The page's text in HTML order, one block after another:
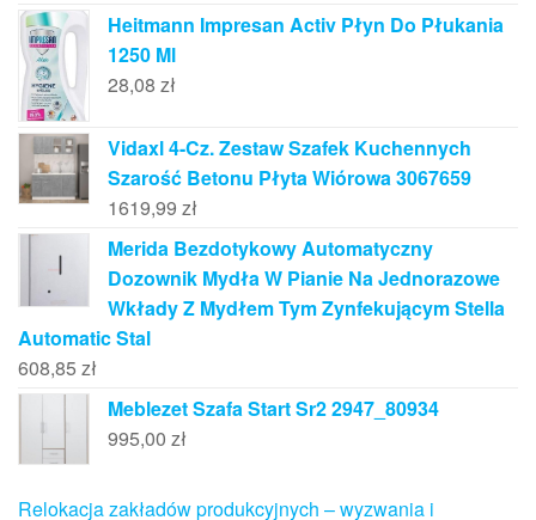
Heitmann Impresan Activ Płyn Do Płukania
1250 Ml
28,08 zł
Vidaxl 4-Cz. Zestaw Szafek Kuchennych
Szarość Betonu Płyta Wiórowa 3067659
1619,99 zł
Merida Bezdotykowy Automatyczny
Dozownik Mydła W Pianie Na Jednorazowe
Wkłady Z Mydłem Tym Zynfekującym Stella
Automatic Stal
608,85 zł
Meblezet Szafa Start Sr2 2947_80934
995,00 zł
Relokacja zakładów produkcyjnych – wyzwania i